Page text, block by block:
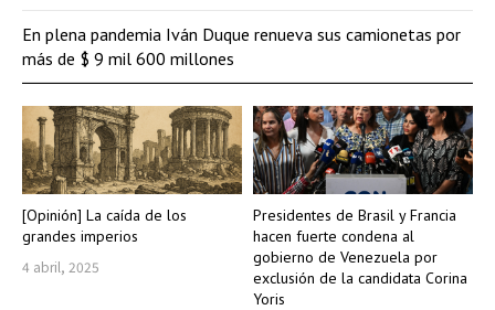
[Opinión] La caída de los
grandes imperios
4 abril, 2025
Presidentes de Brasil y Francia
hacen fuerte condena al
gobierno de Venezuela por
exclusión de la candidata Corina
Yoris
En plena pandemia Iván Duque renueva sus camionetas por
más de $ 9 mil 600 millones